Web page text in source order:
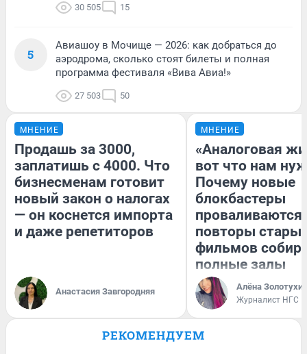
30 505 15
5
Авиашоу в Мочище — 2026: как добраться до
аэродрома, сколько стоят билеты и полная
программа фестиваля «Вива Авиа!»
27 503 50
МНЕНИЕ
Продашь за 3000,
заплатишь с 4000. Что
бизнесменам готовит
новый закон о налогах
— он коснется импорта
и даже репетиторов
Анастасия Завгородняя
МНЕНИЕ
«Аналоговая
вот что нам
Почему новые
блокбастеры
повторы
фильмов
полные залы
Алёна
Журналист НГС
РЕКОМЕНДУЕМ